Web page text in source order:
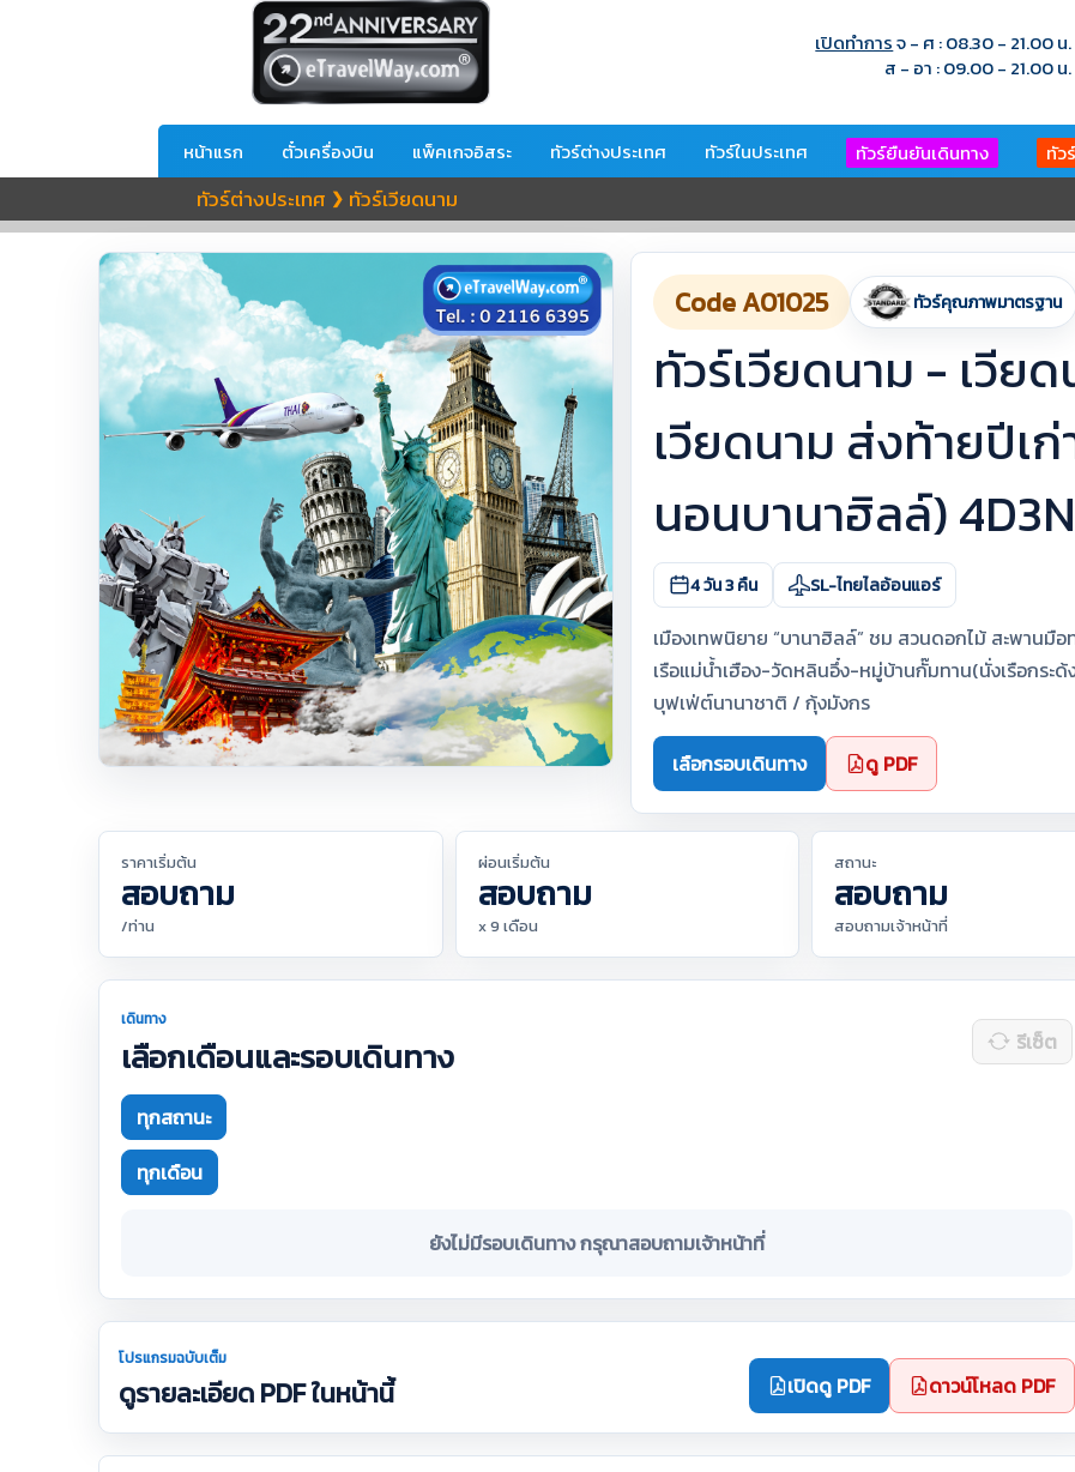
เปิดทำการจ - ศ : 08.30 - 21.00 น.
ส - อา : 09.00 - 21.00 น.
หน้าแรก ตั๋วเครื่องบิน แพ็คเกจอิสระ ทัวร์ต่างประเทศ ทัวร์ในประเทศ ทัวร์ยืนยันเดินทาง ทัว
ทัวร์ต่างประเทศ ❯ ทัวร์เวียดนาม
Code A01025 ทัวร์คุณภาพมาตรฐาน
ทัวร์เวียดนาม - เวีย
เวียดนาม ส่งท้ายปีเ
นอนบานาฮิลล์) 4D3N
4 วัน 3 คืน SL-ไทยไลอ้อนแอร์
เมืองเทพนิยาย “บานาฮิลล์” ชม สวนดอกไม้ สะพานมื
เรือแม่น้ำเฮือง-วัดหลินอึ๋ง-หมู่บ้านกั๊มทาน(นั่งเรือกร
บุฟเฟ่ต์นานาชาติ / กุ้งมังกร
เลือกรอบเดินทาง ดู PDF
ราคาเริ่มต้น
สอบถาม
/ท่าน
ผ่อนเริ่มต้น
สอบถาม
x 9 เดือน
สถานะ
สอบถาม
สอบถามเจ้าหน้าที่
เดินทาง
เลือกเดือนและรอบเดินทาง รีเซ็ต
ทุกสถานะ
ทุกเดือน
ยังไม่มีรอบเดินทาง กรุณาสอบถามเจ้าหน้าที่
โปรแกรมฉบับเต็ม
ดูรายละเอียด PDF ในหน้านี้ เปิดดู PDF ดาวน์โหลด PDF